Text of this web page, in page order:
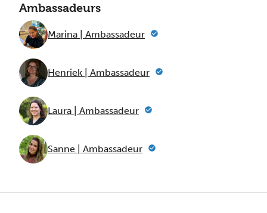
Ambassadeurs
Marina | Ambassadeur
Henriek | Ambassadeur
Laura | Ambassadeur
Sanne | Ambassadeur